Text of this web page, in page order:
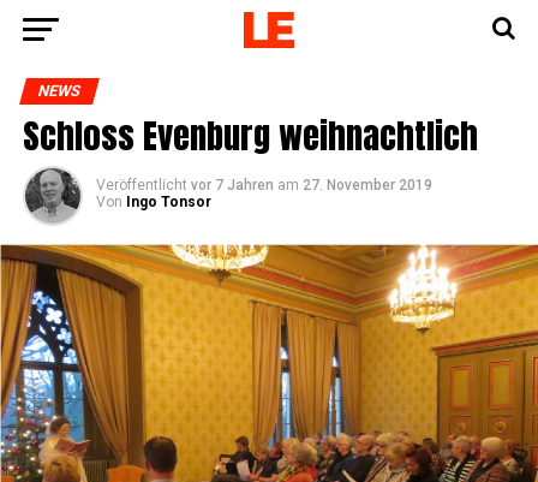
NEWS
Schloss Even­burg weihnachtlich
Veröffentlicht vor 7 Jahren am 27. November 2019
Von
Ingo Tonsor